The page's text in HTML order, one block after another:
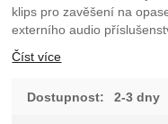
klips pro zavěšení na
externího audio
Číst více
Dostupnost: 2-3 dny